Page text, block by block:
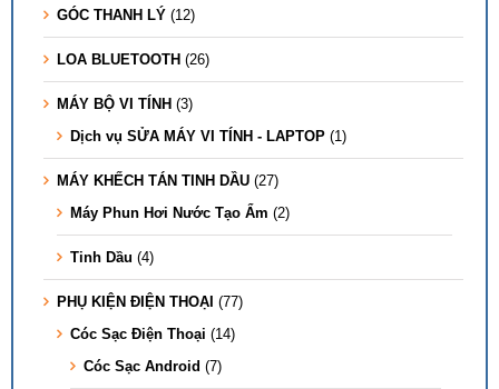
GÓC THANH LÝ (12)
LOA BLUETOOTH (26)
MÁY BỘ VI TÍNH (3)
Dịch vụ SỬA MÁY VI TÍNH - LAPTOP (1)
MÁY KHẾCH TÁN TINH DẦU (27)
Máy Phun Hơi Nước Tạo Ẩm (2)
Tinh Dầu (4)
PHỤ KIỆN ĐIỆN THOẠI (77)
Cóc Sạc Điện Thoại (14)
Cóc Sạc Android (7)